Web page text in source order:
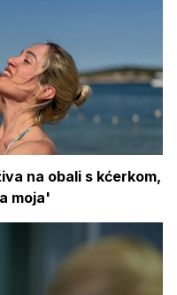
na obali s kćerkom,
moja'